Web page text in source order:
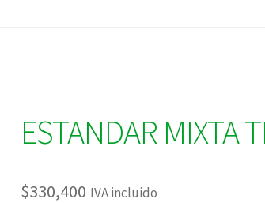
ESTANDAR MIXTA
$330,400 IVA incluido